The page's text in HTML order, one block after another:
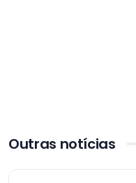
Outras notícias